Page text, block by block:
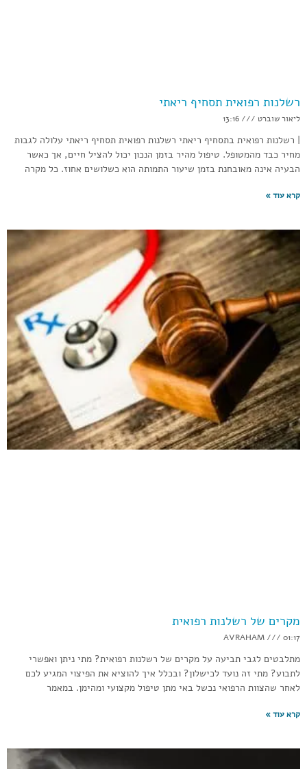
רשלנות רפואית תסחיף ריאתי
ליאור שוברט
| רשלנות רפואית בתסחיף ריאתי רשלנות רפואית תסחיף ריאתי עלולה לגבות
מחיר כבד מהמטופל. טיפול מהיר בזמן הנכון יכול להציל חיים, אך כאשר
הבעיה אינה מאובחנת בזמן שיעור התמותה הוא כשלושים אחוז. כל מקרה
קרא עוד »
מקרים של רשלנות רפואית
AVRAHAM 01:17
מתלבטים לגבי תביעה על מקרים של רשלנות רפואית? מתי ניתן ואפשרי
לתבוע? מתי זה נועד לכישלון? ובכלל איך להוציא את הפיצוי המגיע לכם
לאחר שהצוות הרפואי נכשל באי מתן טיפול מקצועי ומהימן. במאמר
קרא עוד »